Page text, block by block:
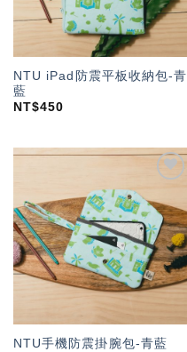
NTU iPad防震平板收納包-青
藍
NT$450
「願
望輕
單」
NTU手機防震掛腕包-青藍